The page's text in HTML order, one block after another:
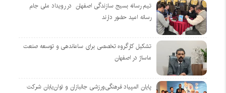
تیم رسانه بسیج سازندگی اصفهان در رویداد ملی جام
رسانه امید حضور دارند
تشکیل کارگروه تخصصی برای ساماندهی و توسعه صنعت
ماساژ در اصفهان
پایان المپیاد فرهنگی‌ورزشی جانبازان و توان‌یابان شرکت